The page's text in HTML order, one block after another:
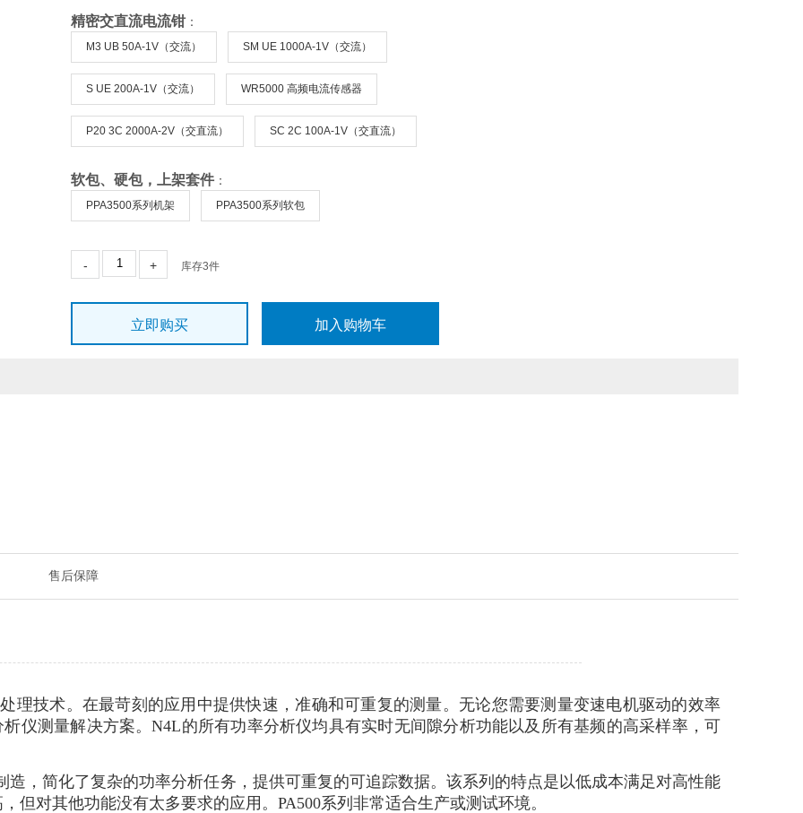
精密交直流电流钳：
M3 UB 50A-1V（交流） SM UE 1000A-1V（交流）
S UE 200A-1V（交流） WR5000 高频电流传感器
P20 3C 2000A-2V（交直流） SC 2C 100A-1V（交直流）
软包、硬包，上架套件 ：
PPA3500系列机架 PPA3500系列软包
- + 库存3件
立即购买 加入购物车
售后保障
理技术。在最苛刻的应用中提供快速，准确和可重复的测量。无论您需要测量变速电机驱动的效率
仪测量解决方案。N4L的所有功率分析仪均具有实时无间隙分析功能以及所有基频的高采样率，可
造，简化了复杂的功率分析任务，提供可重复的可追踪数据。该系列的特点是以低成本满足对高性能
但对其他功能没有太多要求的应用。PA500系列非常适合生产或测试环境。